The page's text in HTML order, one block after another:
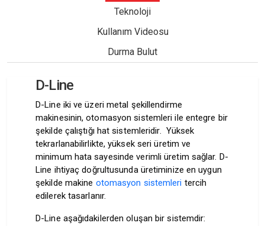
Teknoloji
Kullanım Videosu
Durma Bulut
D-Line
D-Line iki ve üzeri metal şekillendirme
makinesinin, otomasyon sistemleri ile entegre bir
şekilde çalıştığı hat sistemleridir. Yüksek
tekrarlanabilirlikte, yüksek seri üretim ve
minimum hata sayesinde verimli üretim sağlar. D-
Line ihtiyaç doğrultusunda üretiminize en uygun
şekilde makine otomasyon sistemleri tercih
edilerek tasarlanır.
D-Line aşağıdakilerden oluşan bir sistemdir: